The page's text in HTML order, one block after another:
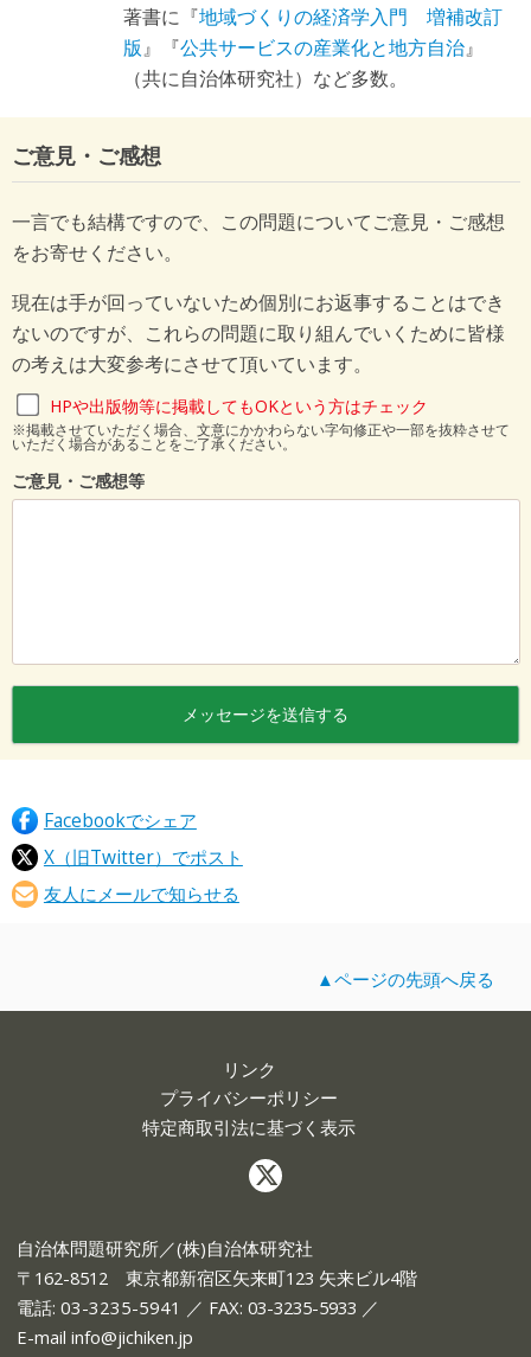
著書に『地域づくりの経済学入門 増補改訂
版』『公共サービスの産業化と地方自治』
（共に自治体研究社）など多数。
ご意見・ご感想
一言でも結構ですので、この問題についてご意見・ご感想
をお寄せください。
現在は手が回っていないため個別にお返事することはでき
ないのですが、これらの問題に取り組んでいくために皆様
の考えは大変参考にさせて頂いています。
HPや出版物等に掲載してもOKという方はチェック
※掲載させていただく場合、文意にかかわらない字句修正や一部を抜粋させて
いただく場合があることをご了承ください。
ご意見・ご感想等
Facebookでシェア
X（旧Twitter）でポスト
友人にメールで知らせる
▲ページの先頭へ戻る
リンク
プライバシーポリシー
特定商取引法に基づく表示
自治体問題研究所／(株)自治体研究社
〒162-8512 東京都新宿区矢来町123 矢来ビル4階
電話: 03-3235-5941 ／ FAX: 03-3235-5933 ／
E-mail info@jichiken.jp